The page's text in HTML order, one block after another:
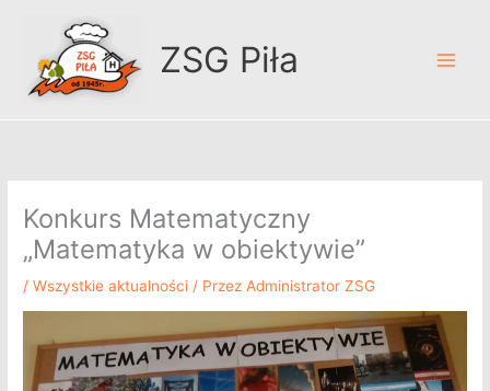
ZSG Piła
Konkurs Matematyczny
„Matematyka w obiektywie”
/Wszystkie aktualności / Przez Administrator ZSG
m